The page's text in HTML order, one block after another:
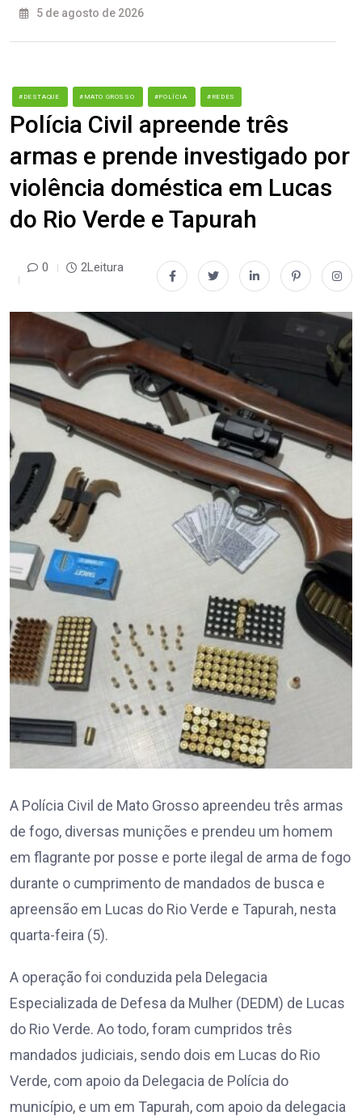
5 de agosto de 2026
#DESTAQUE #MATO GROSSO #POLÍCIA #REDES
Polícia Civil apreende três
armas e prende investigado por
violência doméstica em Lucas
do Rio Verde e Tapurah
0 2Leitura
A Polícia Civil de Mato Grosso apreendeu três armas
de fogo, diversas munições e prendeu um homem
em flagrante por posse e porte ilegal de arma de fogo
durante o cumprimento de mandados de busca e
apreensão em Lucas do Rio Verde e Tapurah, nesta
quarta-feira (5).
A operação foi conduzida pela Delegacia
Especializada de Defesa da Mulher (DEDM) de Lucas
do Rio Verde. Ao todo, foram cumpridos três
mandados judiciais, sendo dois em Lucas do Rio
Verde, com apoio da Delegacia de Polícia do
município, e um em Tapurah, com apoio da delegacia